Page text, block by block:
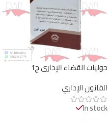
حوليات القضاء الإداري ج1
القانون الإداري
In stock